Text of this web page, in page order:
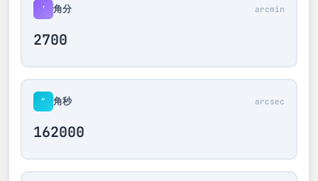
′ 角分 arcmin
″ 角秒 arcsec